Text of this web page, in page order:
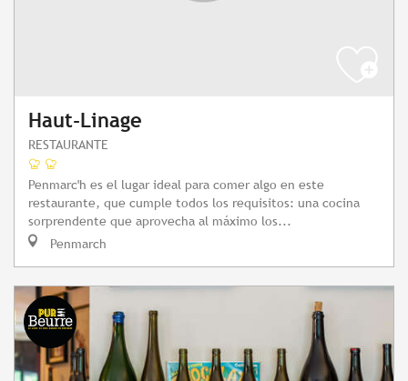
Haut-Linage
RESTAURANTE
Penmarc'h es el lugar ideal para comer algo en este
restaurante, que cumple todos los requisitos: una cocina
sorprendente que aprovecha al máximo los...
Penmarch